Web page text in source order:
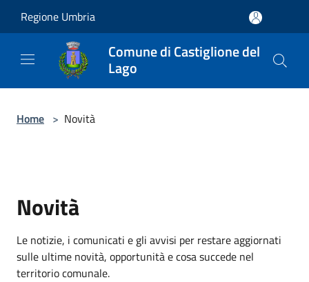
Regione Umbria
Comune di Castiglione del
Lago
Home > Novità
Novità
Le notizie, i comunicati e gli avvisi per restare aggiornati
sulle ultime novità, opportunità e cosa succede nel
territorio comunale.